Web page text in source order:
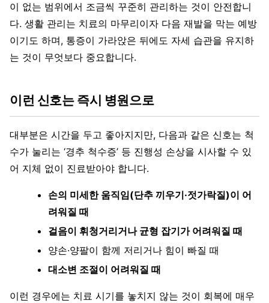
이 없는 범위에서 조금씩 꾸준히 관리하는 것이 안전합니
다. 생활 관리는 치료의 마무리이자 다음 재발을 막는 예방
이기도 하며, 통증이 가라앉은 뒤에도 자세 습관을 유지하
는 것이 무엇보다 중요합니다.
이런 신호는 즉시 병원으로
대부분은 시간을 두고 좋아지지만, 다음과 같은 신호는 척
수가 눌리는 ‘경추 척수증’ 등 진행성 손상을 시사할 수 있
어 지체 없이 진료받아야 합니다.
손의 미세한 움직임(단추 끼우기·젓가락질)이 어
려워질 때
걸음이 휘청거리거나 균형 잡기가 어려워질 때
양손·양팔이 함께 저리거나 힘이 빠질 때
대소변 조절이 어려워질 때
이런 경우에는 치료 시기를 놓치지 않는 것이 회복에 매우